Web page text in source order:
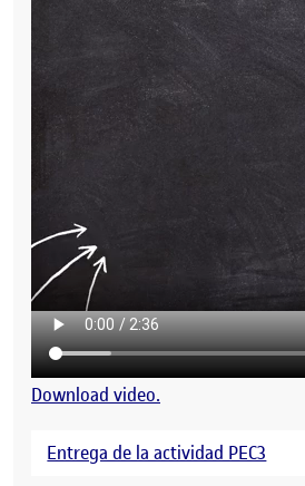
Download video.
Entrega de la actividad PEC3